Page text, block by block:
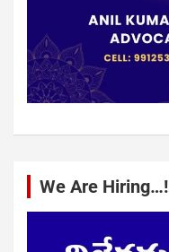
We Are Hiring…!